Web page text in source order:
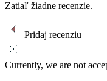
Zatiaľ žiadne recenzie.
Pridaj recenziu
Currently, we are not